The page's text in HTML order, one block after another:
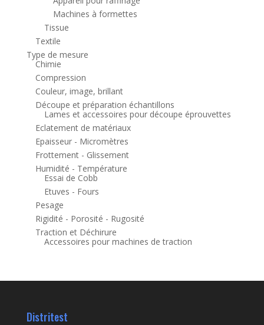
Machines à formettes
Tissue
Textile
Type de mesure
Chimie
Compression
Couleur, image, brillant
Découpe et préparation échantillons
Lames et accessoires pour découpe éprouvettes
Eclatement de matériaux
Epaisseur - Micromètres
Frottement - Glissement
Humidité - Température
Essai de Cobb
Etuves - Fours
Pesage
Rigidité - Porosité - Rugosité
Traction et Déchirure
Accessoires pour machines de traction
Distritest